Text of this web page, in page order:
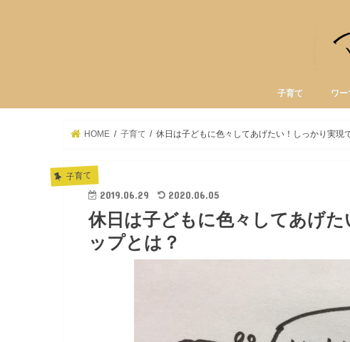
子育て ワ
HOME 子育て 休日は子どもに色々してあげたい！しっかり実現
子育て
2019.06.29 2020.06.05
休日は子どもに色々してあげ
ップとは？